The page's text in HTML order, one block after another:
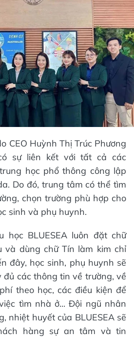
CEO Huỳnh Thị Trúc Phương
sự liên kết với tất cả các
học phổ thông công lập
Do đó, trung tâm có thể tìm
chọn trường phù hợp cho
sinh và phụ huynh.
học BLUESEA luôn đặt chữ
và dùng chữ Tín làm kim chỉ
đây, học sinh, phụ huynh sẽ
đủ các thông tin về trường, về
theo học, các điều kiện để
tìm nhà ở... Đội ngũ nhân
nhiệt huyết của BLUESEA sẽ
hàng sự an tâm và tin